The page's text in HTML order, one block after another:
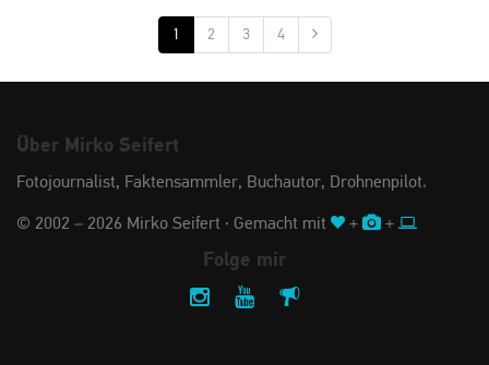
1 2 3 4
Über Mirko Seifert
Fotojournalist, Faktensammler, Buchautor, Drohnenpilot.
© 2002 – 2026 Mirko Seifert · Gemacht mit + +
Folge mir